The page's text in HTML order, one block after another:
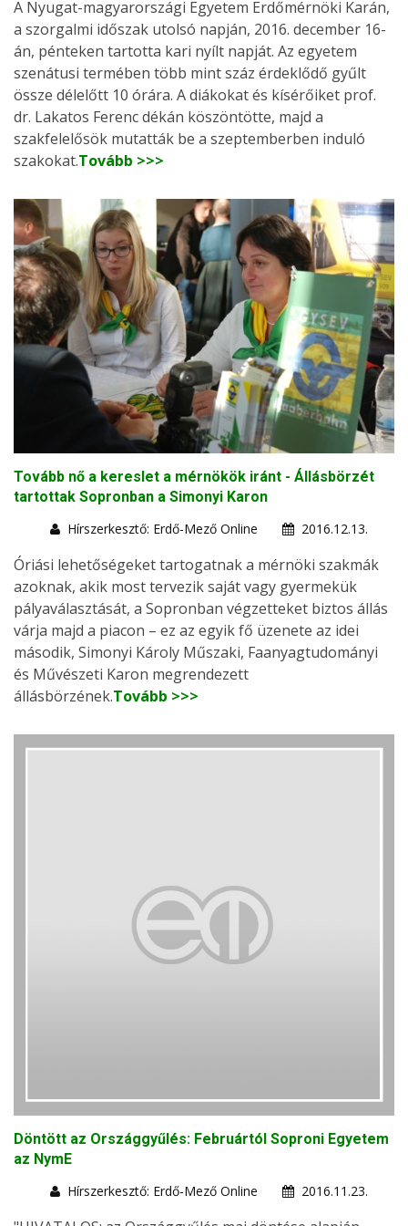
A Nyugat-magyarországi Egyetem Erdőmérnöki Karán,
a szorgalmi időszak utolsó napján, 2016. december 16-
án, pénteken tartotta kari nyílt napját. Az egyetem
szenátusi termében több mint száz érdeklődő gyűlt
össze délelőtt 10 órára. A diákokat és kísérőiket prof.
dr. Lakatos Ferenc dékán köszöntötte, majd a
szakfelelősök mutatták be a szeptemberben induló
szakokat.Tovább >>>
Tovább nő a kereslet a mérnökök iránt - Állásbörzét
tartottak Sopronban a Simonyi Karon
Hírszerkesztő: Erdő-Mező Online
2016.12.13.
Óriási lehetőségeket tartogatnak a mérnöki szakmák
azoknak, akik most tervezik saját vagy gyermekük
pályaválasztását, a Sopronban végzetteket biztos állás
várja majd a piacon – ez az egyik fő üzenete az idei
második, Simonyi Károly Műszaki, Faanyagtudományi
és Művészeti Karon megrendezett
állásbörzének.Tovább >>>
Döntött az Országgyűlés: Februártól Soproni Egyetem
az NymE
Hírszerkesztő: Erdő-Mező Online
2016.11.23.